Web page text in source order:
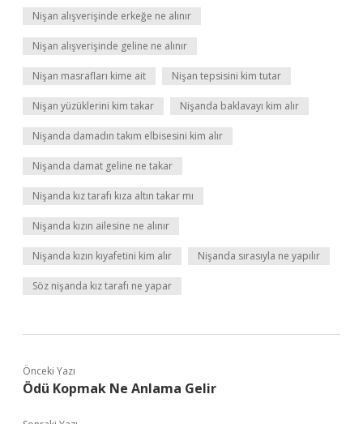
Nişan alışverişinde erkeğe ne alınır
Nişan alışverişinde geline ne alınır
Nişan masrafları kime ait Nişan tepsisini kim tutar
Nişan yüzüklerini kim takar Nişanda baklavayı kim alır
Nişanda damadın takım elbisesini kim alır
Nişanda damat geline ne takar
Nişanda kız tarafı kıza altın takar mı
Nişanda kızın ailesine ne alınır
Nişanda kızın kıyafetini kim alır Nişanda sırasıyla ne yapılır
Söz nişanda kız tarafı ne yapar
Önceki Yazı
Ödü Kopmak Ne Anlama Gelir